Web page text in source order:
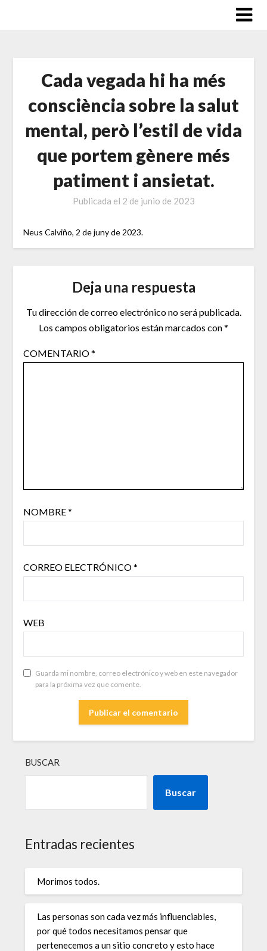
Cada vegada hi ha més
consciència sobre la salut
mental, però l’estil de vida
que portem gènere més
patiment i ansietat.
Publicada el 2 de junio de 2023
Neus Calviño, 2 de juny de 2023.
Deja una respuesta
Tu dirección de correo electrónico no será publicada.
Los campos obligatorios están marcados con*
COMENTARIO*
NOMBRE*
CORREO ELECTRÓNICO*
WEB
Guarda mi nombre, correo electrónico y web en este navegador
para la próxima vez que comente.
BUSCAR
Buscar
Entradas recientes
Morimos todos.
Las personas son cada vez más influenciables,
por qué todos necesitamos pensar que
pertenecemos a un sitio concreto y esto hace